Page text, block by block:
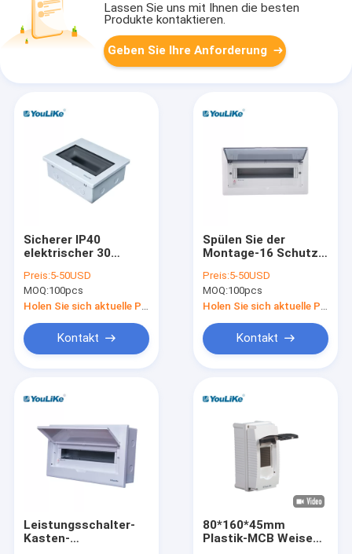
Lassen Sie uns mit Ihnen die besten
Produkte kontaktieren.
Geben Sie Ihre Anforderung
Sicherer IP40
elektrischer 30
MCB mit justierbarer
Lärm-Schiene
Preis:5-50USD
MOQ:100pcs
Kontakt
Spülen Sie der
Montage-16 Schutz
IP40 für die Wohn
Energie-Aufladung
Preis:5-50USD
MOQ:100pcs
Kontakt
Leistungsschalter-
Kasten-
80*160*45mm
Plastik-MCB Weise